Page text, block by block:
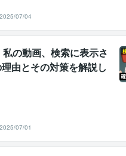
2025/07/04
私の動画、検索に表示さ
由とその対策を解説し
2025/07/01